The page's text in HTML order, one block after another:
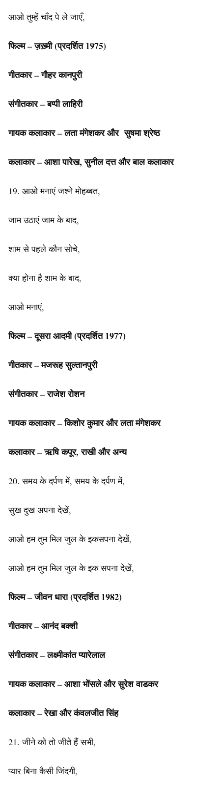
आओ तुम्हें चाँद पे ले जाएँ,
फिल्म – ज़ख़्मी (प्रदर्शित 1975)
गीतकार – गौहर कानपुरी
संगीतकार – बप्पी लाहिरी
गायक कलाकार – लता मंगेशकर और सुषमा श्रेष्ठ
कलाकार – आशा पारेख, सुनील दत्त और बाल कलाकार
19. आओ मनाएं जश्ने मोहब्बत,
जाम उठाएं जाम के बाद,
शाम से पहले कौन सोचे,
क्या होना है शाम के बाद,
आओ मनाएं,
फिल्म – दूसरा आदमी (प्रदर्शित 1977)
गीतकार – मजरूह सुल्तानपुरी
संगीतकार – राजेश रोशन
गायक कलाकार – किशोर कुमार और लता मंगेशकर
कलाकार – ऋषि कपूर, राखी और अन्य
20. समय के दर्पण में, समय के दर्पण में,
सुख दुख अपना देखें,
आओ हम तुम मिल जुल के इकसपना देखें,
आओ हम तुम मिल जुल के इक सपना देखें,
फिल्म – जीवन धारा(प्रदर्शित 1982)
गीतकार – आनंद बक्शी
संगीतकार – लक्ष्मीकांत प्यारेलाल
गायककलाकार– आशा भोंसले और सुरेश वाडकर
कलाकार– रेखा और कंवलजीत सिंह
21. जीने को तो जीते हैं सभी,
प्यार बिना कैसी जिंदगी,